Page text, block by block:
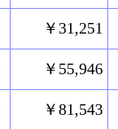
￥31,251
￥55,946
￥81,543